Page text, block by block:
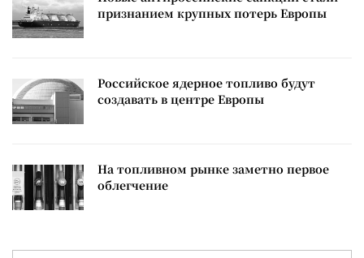
признанием крупных потерь Европы
Российское ядерное топливо будут
создавать в центре Европы
На топливном рынке заметно первое
облегчение